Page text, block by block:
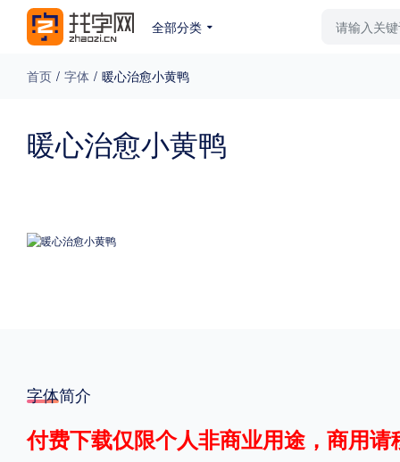
全部分类
免费下载 收费下载 更多
格式
首页 / 字体 / 暖心治愈小黄鸭
暖心治愈小黄鸭
字体简介
付费下载仅限个人非商业用途，商用